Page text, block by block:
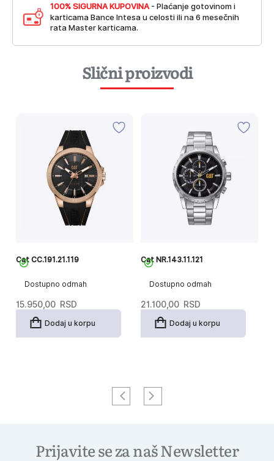
100% SIGURNA KUPOVINA - Plaćanje gotovinom i
karticama Bance Intesa u celosti ili na 6 mesečnih
rata Master karticama.
Slični proizvodi
Dostupno odmah
Cat CC.191.21.119
15.950,00 RSD
Dodaj u korpu
Dostupno odmah
Cat NR.143.11.121
21.100,00 RSD
Dodaj u korpu
Prijavite se za naš Newsletter